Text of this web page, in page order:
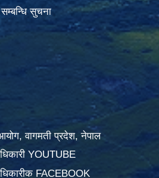
सुचना
वागमती प्रदेश, नेपाल
YOUTUBE
FACEBOOK